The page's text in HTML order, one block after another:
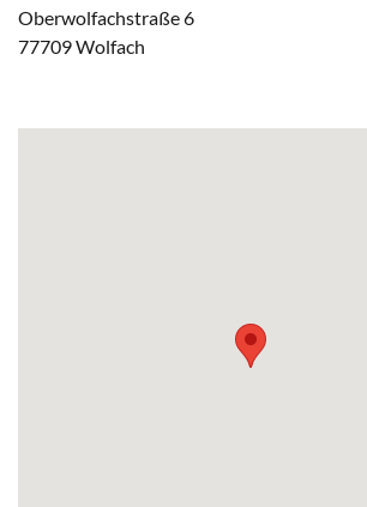
Oberwolfachstraße 6
77709 Wolfach